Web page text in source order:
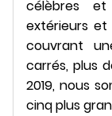
célèbres
extérieurs
couvrant
carrés, plus
2019, nous
cinq plus